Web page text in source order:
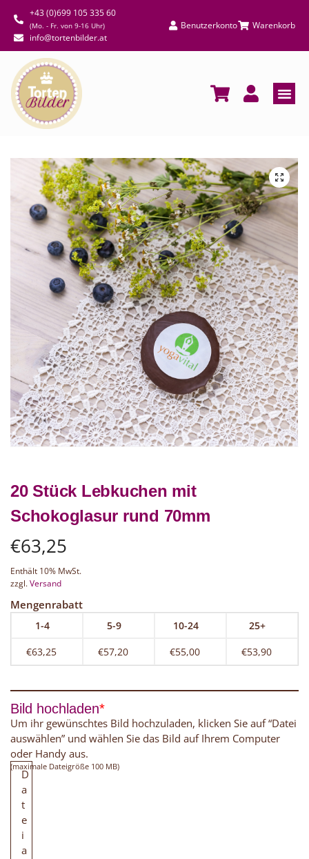
+43 (0)699 105 335 60
(Mo. - Fr. von 9-16 Uhr)
info@tortenbilder.at
Benutzerkonto Warenkorb
20 Stück Lebkuchen mit
Schokoglasur rund 70mm
€63,25
Enthält 10% MwSt.
zzgl.Versand
Mengenrabatt
1-4 5-9 10-24
25+
€63,25
€57,20 €55,00 €53,90
*
Bild hochladen
Um ihr gewünschtes Bild hochzuladen, klicken Sie auf “Datei
auswählen” und wählen Sie das Bild auf Ihrem Computer
oder Handy aus.
D
a
t
e
i
a
(maximale Dateigröße 100 MB)